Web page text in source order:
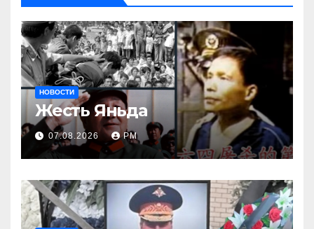
НОВОСТИ
Жесть Яньда
07.08.2026 РМ